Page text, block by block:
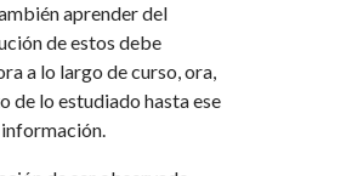
aprender del
de estos debe
a lo largo de curso, ora,
de lo estudiado hasta ese